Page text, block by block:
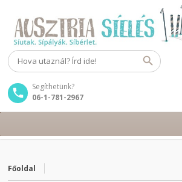
Segíthetünk?
06-1-781-2967
Főoldal